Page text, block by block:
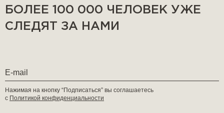
БОЛЕЕ 100 000 ЧЕЛОВЕК УЖЕ
СЛЕДЯТ ЗА НАМИ
Нажимая на кнопку “Подписаться” вы соглашаетесь
с Политикой конфиденциальности